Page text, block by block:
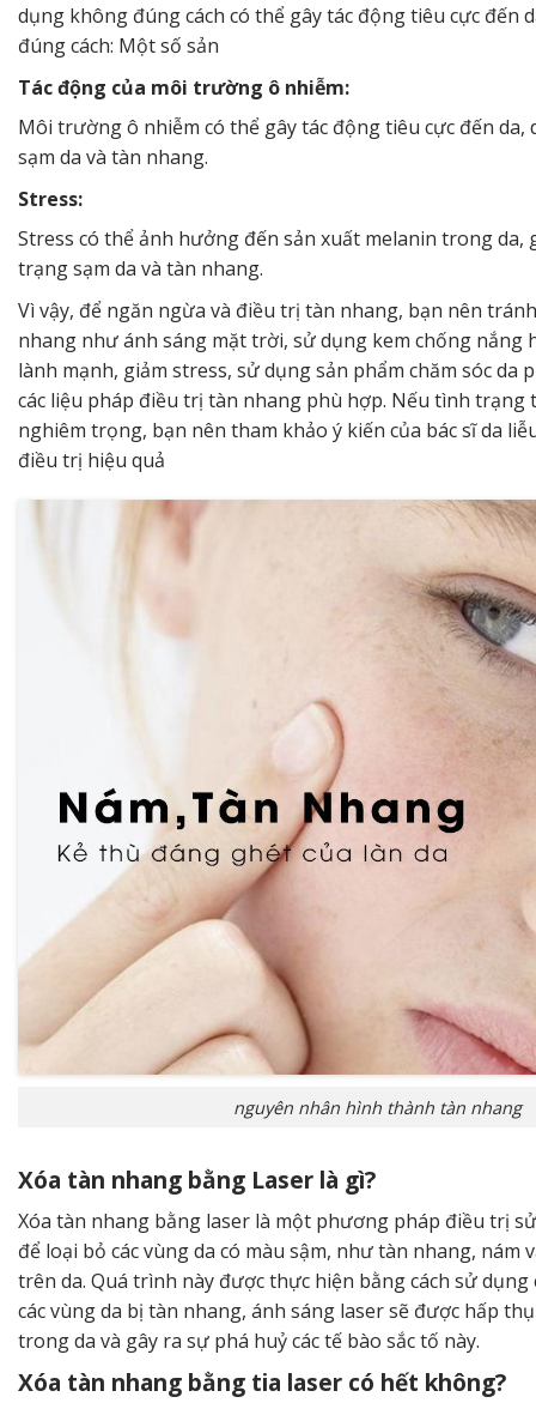
dụng không đúng cách có thể gây tác động tiêu cực đến
đúng cách: Một số sản
Tác động của môi trường ô nhiễm:
Môi trường ô nhiễm có thể gây tác động tiêu cực đến
sạm da và tàn nhang.
Stress:
Stress có thể ảnh hưởng đến sản xuất melanin trong da,
trạng sạm da và tàn nhang.
Vì vậy, để ngăn ngừa và điều trị tàn nhang, bạn nên
nhang như ánh sáng mặt trời, sử dụng kem chống nắng
lành mạnh, giảm stress, sử dụng sản phẩm chăm sóc da
các liệu pháp điều trị tàn nhang phù hợp. Nếu tình trạng
nghiêm trọng, bạn nên tham khảo ý kiến ​​của bác sĩ da
điều trị hiệu quả
nguyên nhân hình thành tàn nhang
Xóa tàn nhang bằng Laser là gì?
Xóa tàn nhang bằng laser là một phương pháp điều trị
để loại bỏ các vùng da có màu sậm, như tàn nhang, nám
trên da. Quá trình này được thực hiện bằng cách sử dụng
các vùng da bị tàn nhang, ánh sáng laser sẽ được hấp
trong da và gây ra sự phá huỷ các tế bào sắc tố này.
Xóa tàn nhang bằng tia laser có hết không?